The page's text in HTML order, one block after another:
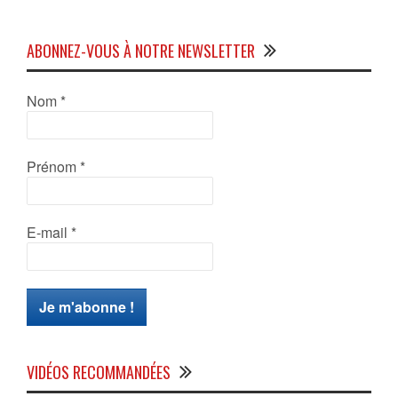
ABONNEZ-VOUS À NOTRE NEWSLETTER
Nom *
Prénom *
E-mail *
VIDÉOS RECOMMANDÉES